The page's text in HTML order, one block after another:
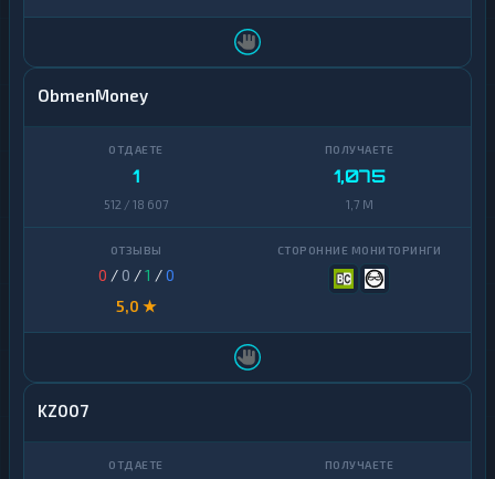
ObmenMoney
1
512 / 18 607
1,075
1,7 M
0 / 0 /1 /0
5,0 ★
KZ007